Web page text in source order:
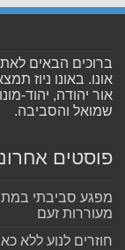
ברוכים הבאים
אונו. באונו ניוז
אור יהודה, יהוד-
שמואל והסביבה.
פוסטים
מעוררות זעם
חוזרים לנוע ללא